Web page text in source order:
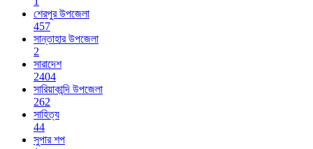
শেরপুর উপজেলা
457
সান্তাহার উপজেলা
2
সারাদেশ
2404
সারিয়াকান্দি উপজেলা
262
সাহিত্য
44
সুপার শপ